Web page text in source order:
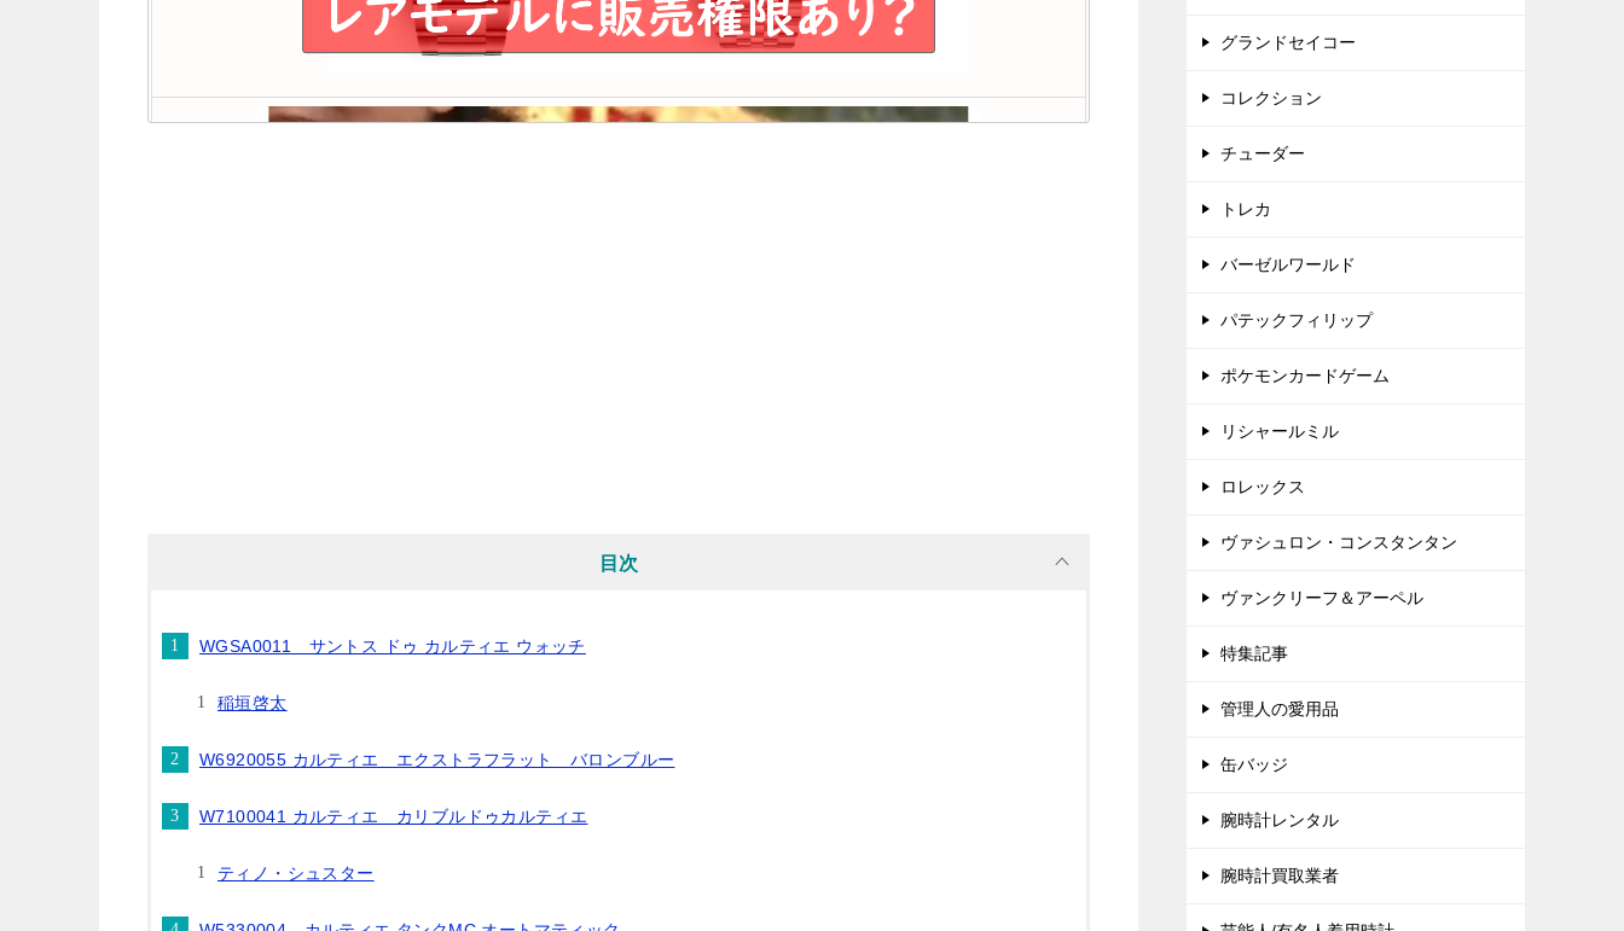
目次
WGSA0011 サントス ドゥ カルティエ ウォッチ
稲垣啓太
W6920055 カルティエ エクストラフラット バロンブルー
W7100041 カルティエ カリブルドゥカルティエ
ティノ・シュスター
グランドセイコー
コレクション
チューダー
トレカ
バーゼルワールド
パテックフィリップ
ポケモンカードゲーム
リシャールミル
ロレックス
ヴァシュロン・コンスタンタン
ヴァンクリーフ＆アーペル
特集記事
管理人の愛用品
缶バッジ
腕時計レンタル
腕時計買取業者